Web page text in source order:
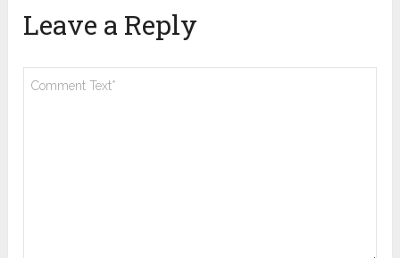
Leave a Reply